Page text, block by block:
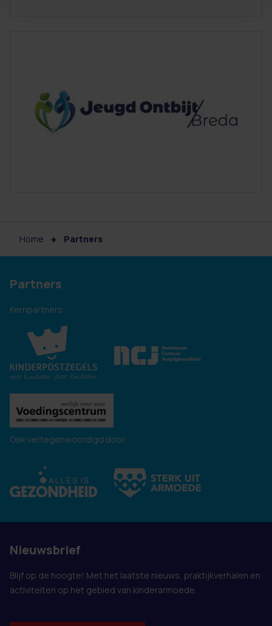
Home Partners
Partners
Kernpartners:
Ook vertegenwoordigd door:
Nieuwsbrief
Blijf op de hoogte! Met het laatste nieuws, praktijkverhalen en
activiteiten op het gebied van kinderarmoede.